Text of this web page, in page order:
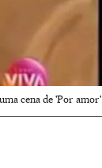
cena de 'Por amor'.